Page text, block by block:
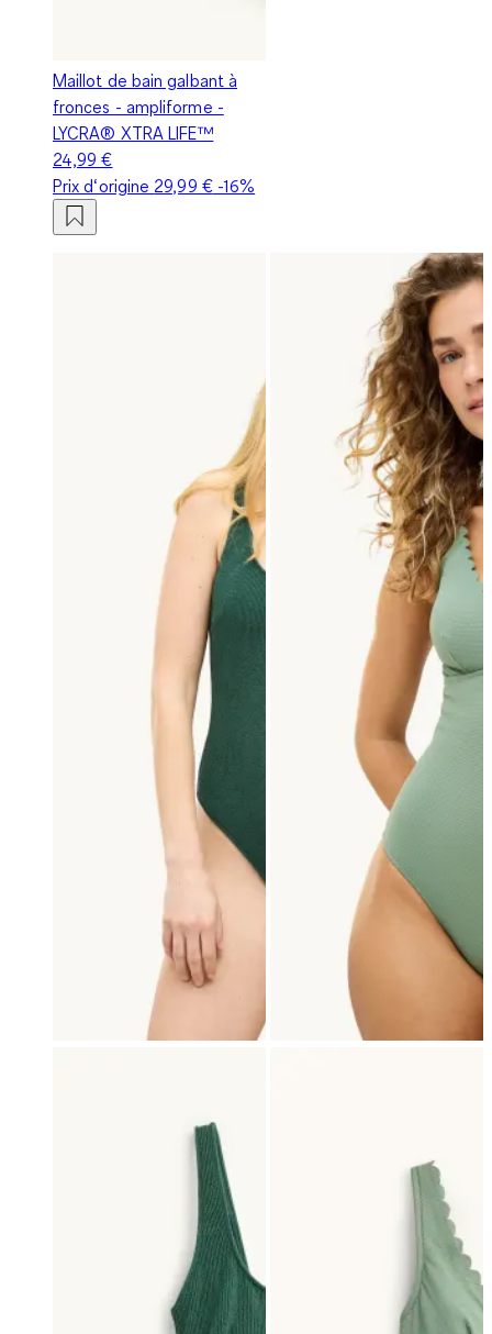
Maillot de bain galbant à
fronces - ampliforme -
LYCRA® XTRA LIFE™
24,99 €
Prix d‘origine 29,99 €-16%